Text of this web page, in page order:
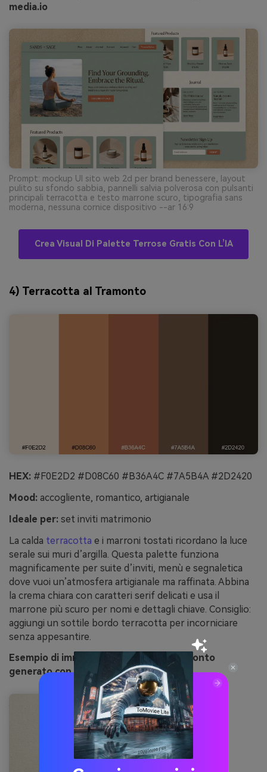
media.io
Prompt: mockup UI sito web 2d per brand benessere, layout
pulito su sfondo sabbia, pannelli salvia polverosa con pulsanti
principali terracotta e testo marrone scuro, tipografia sans
moderna, nessuna cornice dispositivo --ar 16:9
Crea Visual Di Palette Terrose Gratis Con L’IA
4) Terracotta al Tramonto
HEX: #F0E2D2 #D08C60 #B36A4C #7A5B4A #2D2420
Mood: accogliente, romantico, artigianale
Ideale per: set inviti matrimonio
La calda terracotta e i marroni tostati ricordano la luce
serale sui muri d’argilla. Questa palette funziona
magnificamente per suite d’inviti, menù e segnaletica
dove vuoi un’atmosfera artigianale ma raffinata. Abbina
la crema chiara con caratteri serif delicati e usa il
marrone più scuro per nomi e dettagli chiave. Consiglio:
aggiungi un sottile bordo terracotta per incorniciare
senza appesantire.
Esempio di immagine terracotta al tramonto
generato con media.io